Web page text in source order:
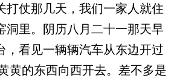
打仗那几天，我们一家人就住
洞里。阴历八月二十一那天早
，看见一辆辆汽车从东边开过
黄的东西向西开去。差不多是